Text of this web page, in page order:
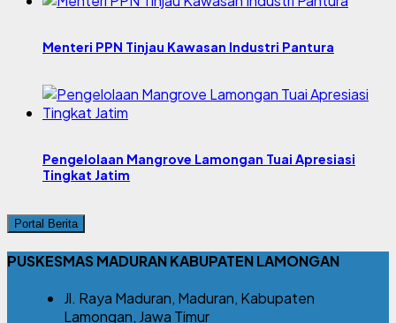
Menteri PPN Tinjau Kawasan Industri Pantura
Pengelolaan Mangrove Lamongan Tuai Apresiasi
Tingkat Jatim
Portal Berita
PUSKESMAS MADURAN KABUPATEN LAMONGAN
Jl. Raya Maduran, Maduran, Kabupaten
Lamongan, Jawa Timur